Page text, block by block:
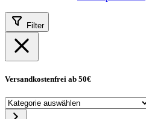
Filter
Versandkostenfrei ab 50€
Kategorie
auswählen